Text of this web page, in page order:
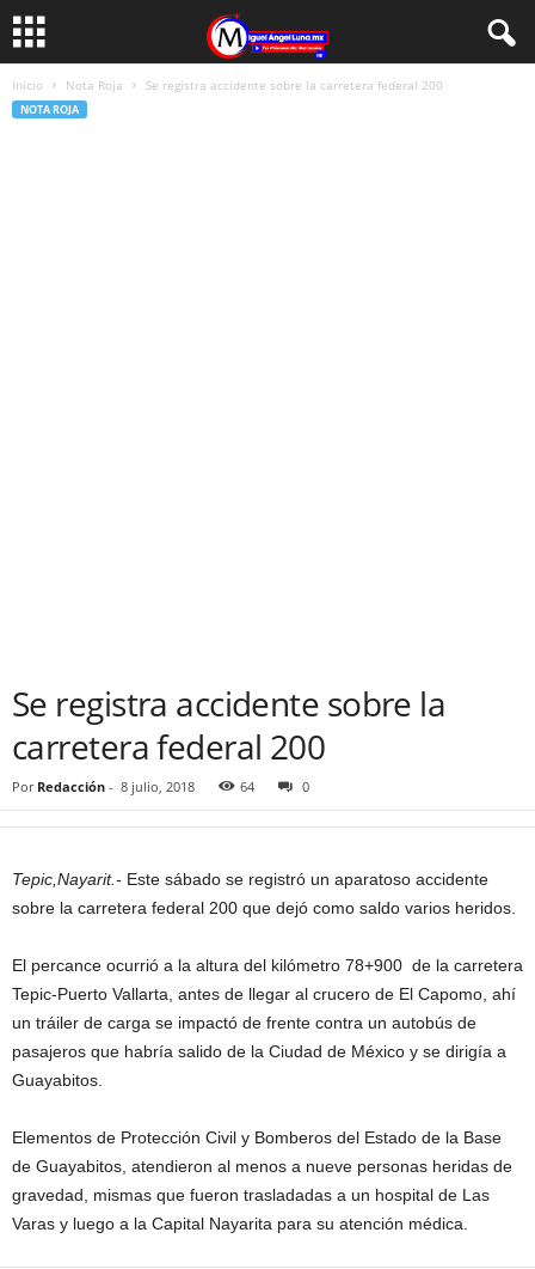
Inicio Nota Roja Se registra accidente sobre la carretera federal 200
NOTA ROJA
Se registra accidente sobre la
carretera federal 200
Por Redacción - 8 julio, 2018 64 0
Tepic,Nayarit.- Este sábado se registró un aparatoso accidente
sobre la carretera federal 200 que dejó como saldo varios heridos.
El percance ocurrió a la altura del kilómetro 78+900 de la carretera
Tepic-Puerto Vallarta, antes de llegar al crucero de El Capomo, ahí
un tráiler de carga se impactó de frente contra un autobús de
pasajeros que habría salido de la Ciudad de México y se dirigía a
Guayabitos.
Elementos de Protección Civil y Bomberos del Estado de la Base
de Guayabitos, atendieron al menos a nueve personas heridas de
gravedad, mismas que fueron trasladadas a un hospital de Las
Varas y luego a la Capital Nayarita para su atención médica.